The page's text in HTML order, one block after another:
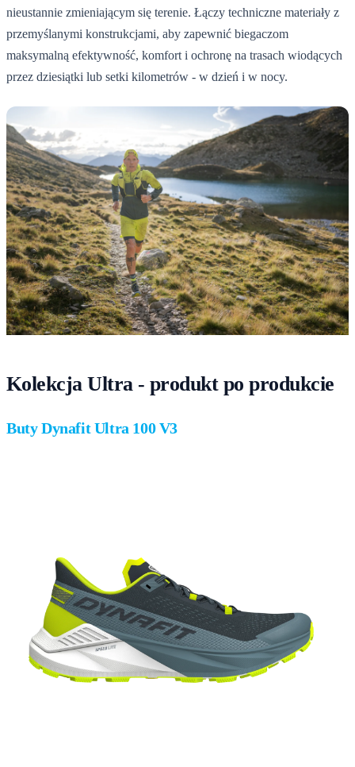
nieustannie zmieniającym się terenie. Łączy techniczne materiały z
przemyślanymi konstrukcjami, aby zapewnić biegaczom
maksymalną efektywność, komfort i ochronę na trasach wiodących
przez dziesiątki lub setki kilometrów - w dzień i w nocy.
Kolekcja Ultra - produkt po produkcie
Buty Dynafit Ultra 100 V3